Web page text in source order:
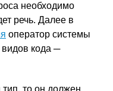
необходимо
речь. Далее в
оператор системы
кода ─
то он должен